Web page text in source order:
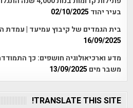
בעיר יהוד 02/10/2025
בית הגמדים של קיבוץ עמיעד |
16/09/2025
מדע וארכיאולוגיה חושפים: כך
משבר מים 13/09/2025
TRANSLATE THIS SITE!